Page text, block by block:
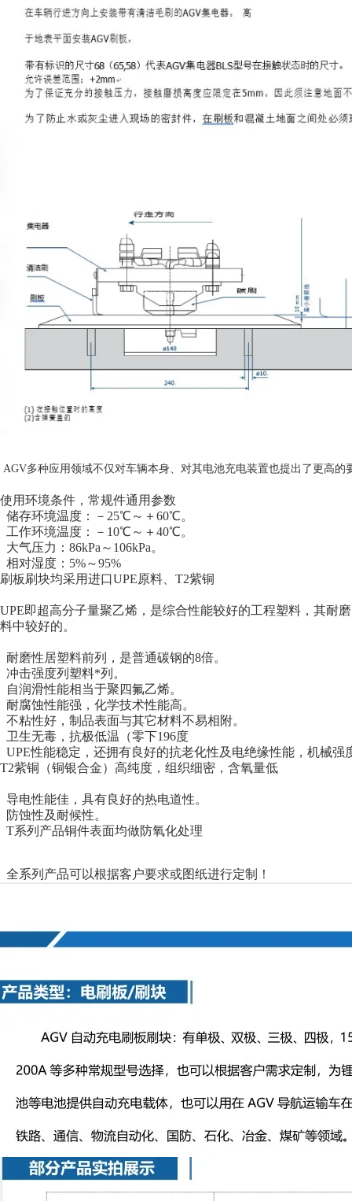
AGV多种应用领域不仅对车辆本身、对其电池充电装置也提出了更高的
使用环境条件，常规件通用参数
储存环境温度：－25℃～＋60℃。
工作环境温度：－10℃～＋40℃。
大气压力：86kPa～106kPa。
相对湿度：5%～95%
刷板刷块均采用进口UPE原料、T2紫铜
UPE即超高分子量聚乙烯，是综合性能较好的工程塑料，其耐
料中较好的。
耐磨性居塑料前列，是普通碳钢的8倍。
冲击强度列塑料*列。
自润滑性能相当于聚四氟乙烯。
耐腐蚀性能强，化学技术性能高。
不粘性好，制品表面与其它材料不易相附。
卫生无毒，抗极低温（零下196度
UPE性能稳定，还拥有良好的抗老化性及电绝缘性能，机械强
T2紫铜（铜银合金）高纯度，组织细密，含氧量低
导电性能佳，具有良好的热电道性。
防蚀性及耐候性。
T系列产品铜件表面均做防氧化处理
全系列产品可以根据客户要求或图纸进行定制！